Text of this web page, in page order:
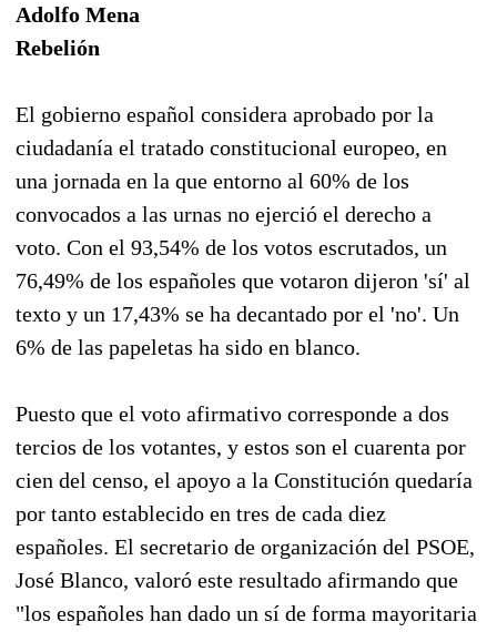
Adolfo Mena
Rebelión
El gobierno español considera aprobado por la
ciudadanía el tratado constitucional europeo, en
una jornada en la que entorno al 60% de los
convocados a las urnas no ejerció el derecho a
voto. Con el 93,54% de los votos escrutados, un
76,49% de los españoles que votaron dijeron 'sí' al
texto y un 17,43% se ha decantado por el 'no'. Un
6% de las papeletas ha sido en blanco.
Puesto que el voto afirmativo corresponde a dos
tercios de los votantes, y estos son el cuarenta por
cien del censo, el apoyo a la Constitución quedaría
por tanto establecido en tres de cada diez
españoles. El secretario de organización del PSOE,
José Blanco, valoró este resultado afirmando que
"los españoles han dado un sí de forma mayoritaria